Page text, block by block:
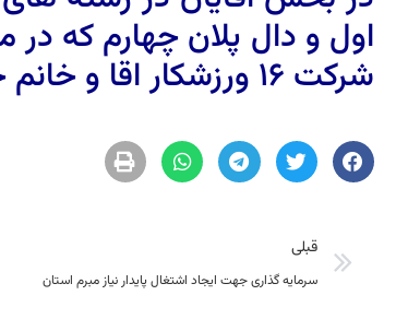
اول و دال پلان چهارم که
شرکت 16 ورزشکار اقا و خانم حضور داشتند
قبلی
سرمایه گذاری جهت ایجاد اشتغال پایدار نیاز مبرم استان